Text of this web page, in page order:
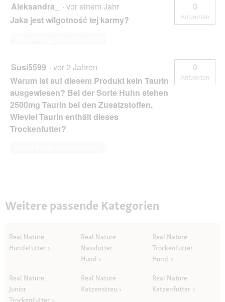
Aleksandra_ · vor einem Jahr
Jaka jest wilgotność tej karmy?
0
Antworten
Susi5599 · vor 2 Jahren
Warum ist auf diesem Produkt kein Taurin
ausgewiesen? Bei der Sorte Huhn stehen
2500mg Taurin bei den Zusatzstoffen.
Wieviel Taurin enthält dieses
Trockenfutter?
0
Antworten
Weitere passende Kategorien
Real Nature
Hundefutter
Real Nature
Nassfutter
Hund
Real Nature
Trockenfutter
Hund
Real Nature
Junior
Trockenfutter
Real Nature
Katzenstreu
Real Nature
Katzenfutter